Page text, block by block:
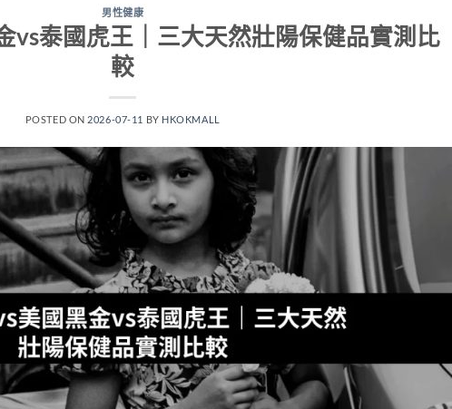
男性健康
vs泰國虎王｜三大天然壯陽保健品實測比
較
POSTED ON 2026-07-11 BY HKOKMALL